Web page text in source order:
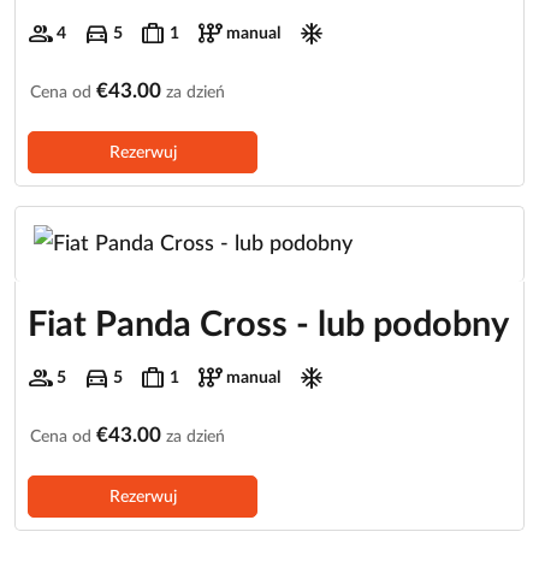
group 4 directions_car 5 trip 1 auto_transmission manual ac_unit
Cena od €43.00 za dzień
Rezerwuj
Fiat Panda Cross - lub podobny
group 5 directions_car 5 trip 1 auto_transmission manual ac_unit
Cena od €43.00 za dzień
Rezerwuj